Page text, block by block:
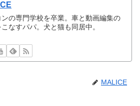
の専門学校を卒業。車と動画編集の
なすパパ。犬と猫も同居中。
MALICE